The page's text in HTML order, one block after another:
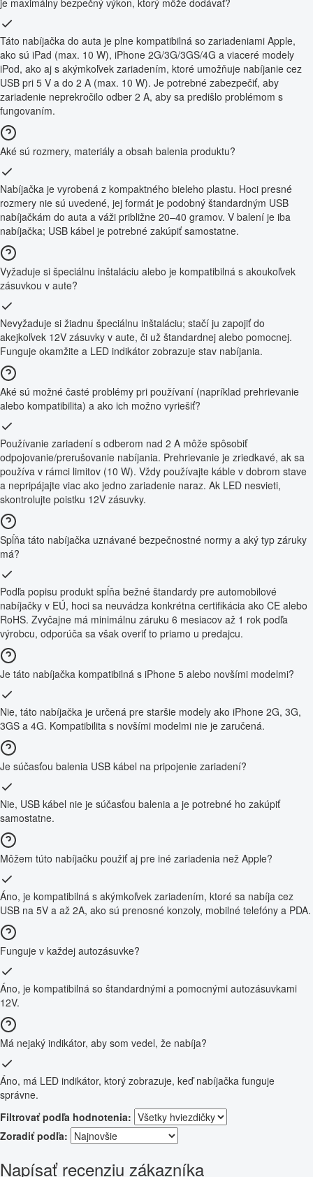
je maximálny bezpečný výkon, ktorý môže dodávať?
Táto nabíjačka do auta je plne kompatibilná so zariadeniami Apple,
ako sú iPad (max. 10 W), iPhone 2G/3G/3GS/4G a viaceré modely
iPod, ako aj s akýmkoľvek zariadením, ktoré umožňuje nabíjanie cez
USB pri 5 V a do 2 A (max. 10 W). Je potrebné zabezpečiť, aby
zariadenie neprekročilo odber 2 A, aby sa predišlo problémom s
fungovaním.
Aké sú rozmery, materiály a obsah balenia produktu?
Nabíjačka je vyrobená z kompaktného bieleho plastu. Hoci presné
rozmery nie sú uvedené, jej formát je podobný štandardným USB
nabíjačkám do auta a váži približne 20–40 gramov. V balení je iba
nabíjačka; USB kábel je potrebné zakúpiť samostatne.
Vyžaduje si špeciálnu inštaláciu alebo je kompatibilná s akoukoľvek
zásuvkou v aute?
Nevyžaduje si žiadnu špeciálnu inštaláciu; stačí ju zapojiť do
akejkoľvek 12V zásuvky v aute, či už štandardnej alebo pomocnej.
Funguje okamžite a LED indikátor zobrazuje stav nabíjania.
Aké sú možné časté problémy pri používaní (napríklad prehrievanie
alebo kompatibilita) a ako ich možno vyriešiť?
Používanie zariadení s odberom nad 2 A môže spôsobiť
odpojovanie/prerušovanie nabíjania. Prehrievanie je zriedkavé, ak sa
používa v rámci limitov (10 W). Vždy používajte káble v dobrom stave
a nepripájajte viac ako jedno zariadenie naraz. Ak LED nesvieti,
skontrolujte poistku 12V zásuvky.
Spĺňa táto nabíjačka uznávané bezpečnostné normy a aký typ záruky
má?
Podľa popisu produkt spĺňa bežné štandardy pre automobilové
nabíjačky v EÚ, hoci sa neuvádza konkrétna certifikácia ako CE alebo
RoHS. Zvyčajne má minimálnu záruku 6 mesiacov až 1 rok podľa
výrobcu, odporúča sa však overiť to priamo u predajcu.
Je táto nabíjačka kompatibilná s iPhone 5 alebo novšími modelmi?
Nie, táto nabíjačka je určená pre staršie modely ako iPhone 2G, 3G,
3GS a 4G. Kompatibilita s novšími modelmi nie je zaručená.
Je súčasťou balenia USB kábel na pripojenie zariadení?
Nie, USB kábel nie je súčasťou balenia a je potrebné ho zakúpiť
samostatne.
Môžem túto nabíjačku použiť aj pre iné zariadenia než Apple?
Áno, je kompatibilná s akýmkoľvek zariadením, ktoré sa nabíja cez
USB na 5V a až 2A, ako sú prenosné konzoly, mobilné telefóny a PDA.
Funguje v každej autozásuvke?
Áno, je kompatibilná so štandardnými a pomocnými autozásuvkami
12V.
Má nejaký indikátor, aby som vedel, že nabíja?
Áno, má LED indikátor, ktorý zobrazuje, keď nabíjačka funguje
správne.
Filtrovať podľa hodnotenia:
Zoradiť podľa:
Napísať recenziu zákazníka